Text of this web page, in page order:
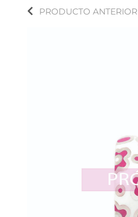
PRODUCTO ANTERIOR